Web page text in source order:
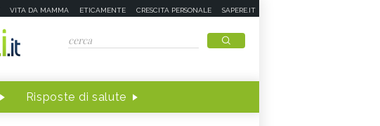
VITA DA MAMMA ETICAMENTE CRESCITA PERSONALE SAPERE.IT
Risposte di salute